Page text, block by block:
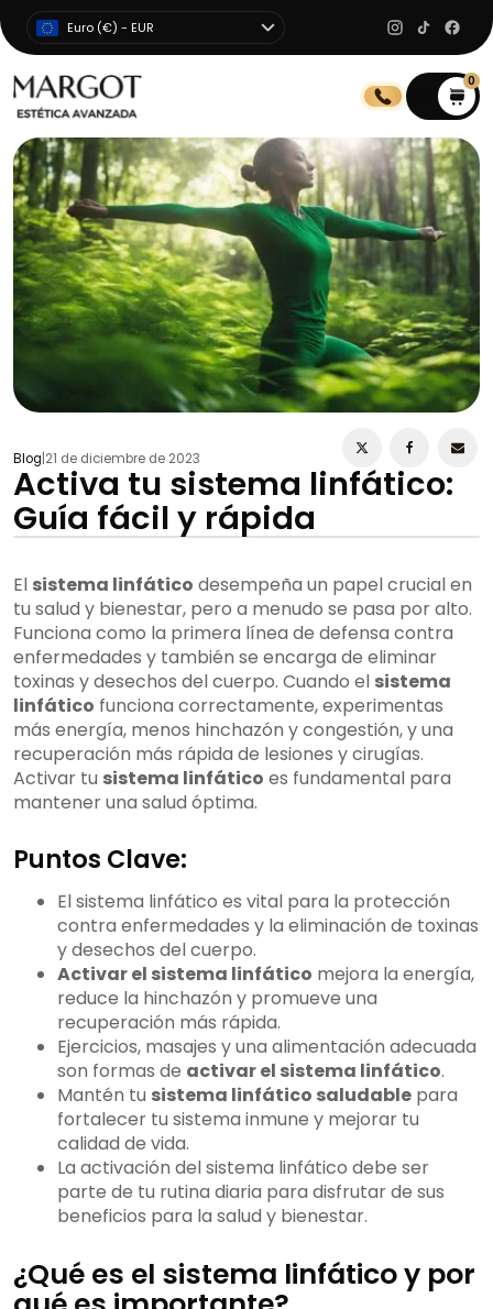
Euro (€) - EUR
0
Blog 21 de diciembre de 2023
Activa tu sistema linfático:
Guía fácil y rápida
El sistema linfático desempeña un papel crucial en
tu salud y bienestar, pero a menudo se pasa por alto.
Funciona como la primera línea de defensa contra
enfermedades y también se encarga de eliminar
toxinas y desechos del cuerpo. Cuando el sistema
linfático funciona correctamente, experimentas
más energía, menos hinchazón y congestión, y una
recuperación más rápida de lesiones y cirugías.
Activar tu sistema linfático es fundamental para
mantener una salud óptima.
Puntos Clave:
El sistema linfático es vital para la protección
contra enfermedades y la eliminación de toxinas
y desechos del cuerpo.
Activar el sistema linfático mejora la energía,
reduce la hinchazón y promueve una
recuperación más rápida.
Ejercicios, masajes y una alimentación adecuada
son formas de activar el sistema linfático.
Mantén tu sistema linfático saludable para
fortalecer tu sistema inmune y mejorar tu
calidad de vida.
La activación del sistema linfático debe ser
parte de tu rutina diaria para disfrutar de sus
beneficios para la salud y bienestar.
¿Qué es el sistema linfático y por